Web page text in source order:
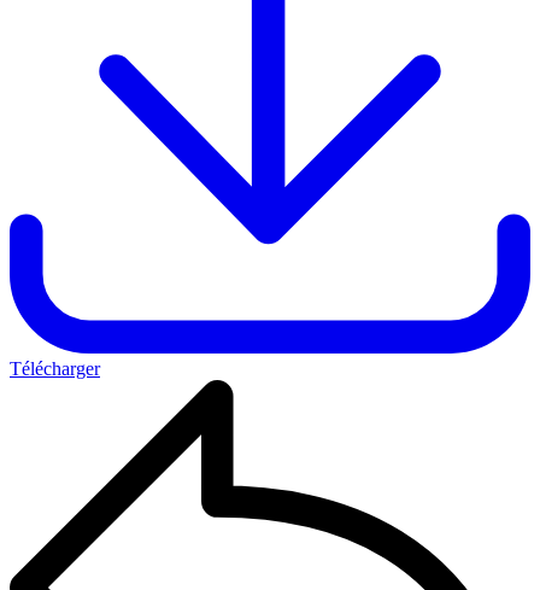
Télécharger